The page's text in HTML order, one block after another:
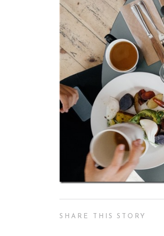
SHARE THIS STORY